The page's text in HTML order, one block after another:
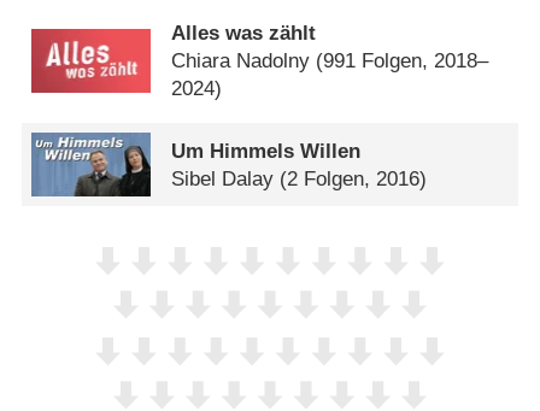
Alles was zählt
Chiara Nadolny (991 Folgen, 2018–
2024)
Um Himmels Willen
Sibel Dalay (2 Folgen, 2016)